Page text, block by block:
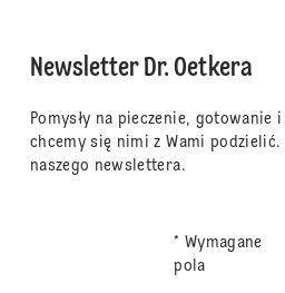
Newsletter Dr. Oetkera
Pomysły na pieczenie, gotowanie
chcemy się nimi z Wami podzielić.
naszego newslettera.
* Wymagane
pola